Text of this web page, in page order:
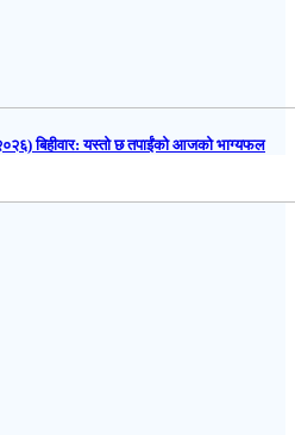
बिहीवार: यस्तो छ तपाईंको आजको भाग्यफल